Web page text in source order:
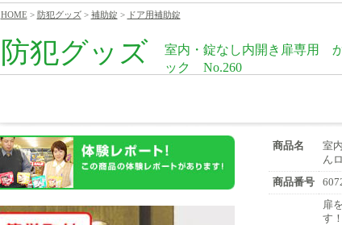
HOME > 防犯グッズ> 補助錠 > ドア用補助錠
防犯グッズ
室内・錠なし内開き扉専用
ック No.260
商品名
室
ん
商品番号
扉
す